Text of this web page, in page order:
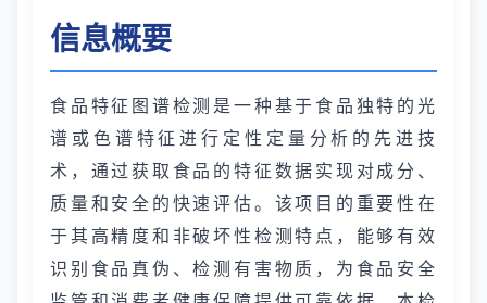
信息概要
食品特征图谱检测是一种基于食品独特的光
谱或色谱特征进行定性定量分析的先进技
术，通过获取食品的特征数据实现对成分、
质量和安全的快速评估。该项目的重要性在
于其高精度和非破坏性检测特点，能够有效
识别食品真伪、检测有害物质，为食品安全